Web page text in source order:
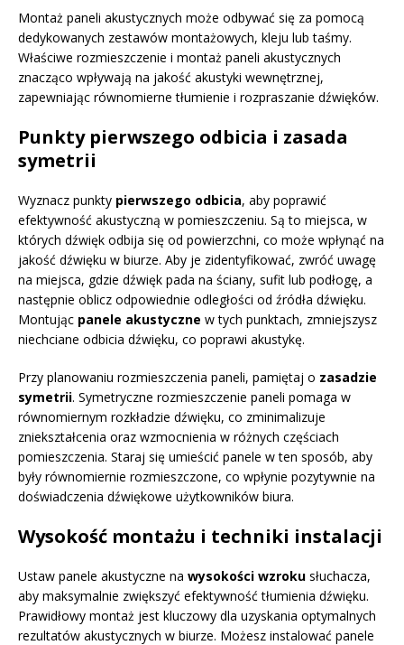
Montaż paneli akustycznych może odbywać się za pomocą
dedykowanych zestawów montażowych, kleju lub taśmy.
Właściwe rozmieszczenie i montaż paneli akustycznych
znacząco wpływają na jakość akustyki wewnętrznej,
zapewniając równomierne tłumienie i rozpraszanie dźwięków.
Punkty pierwszego odbicia i zasada
symetrii
Wyznacz punkty pierwszego odbicia, aby poprawić
efektywność akustyczną w pomieszczeniu. Są to miejsca, w
których dźwięk odbija się od powierzchni, co może wpłynąć na
jakość dźwięku w biurze. Aby je zidentyfikować, zwróć uwagę
na miejsca, gdzie dźwięk pada na ściany, sufit lub podłogę, a
następnie oblicz odpowiednie odległości od źródła dźwięku.
Montując panele akustyczne w tych punktach, zmniejszysz
niechciane odbicia dźwięku, co poprawi akustykę.
Przy planowaniu rozmieszczenia paneli, pamiętaj o zasadzie
symetrii. Symetryczne rozmieszczenie paneli pomaga w
równomiernym rozkładzie dźwięku, co zminimalizuje
zniekształcenia oraz wzmocnienia w różnych częściach
pomieszczenia. Staraj się umieścić panele w ten sposób, aby
były równomiernie rozmieszczone, co wpłynie pozytywnie na
doświadczenia dźwiękowe użytkowników biura.
Wysokość montażu i techniki instalacji
Ustaw panele akustyczne na wysokości wzroku słuchacza,
aby maksymalnie zwiększyć efektywność tłumienia dźwięku.
Prawidłowy montaż jest kluczowy dla uzyskania optymalnych
rezultatów akustycznych w biurze. Możesz instalować panele